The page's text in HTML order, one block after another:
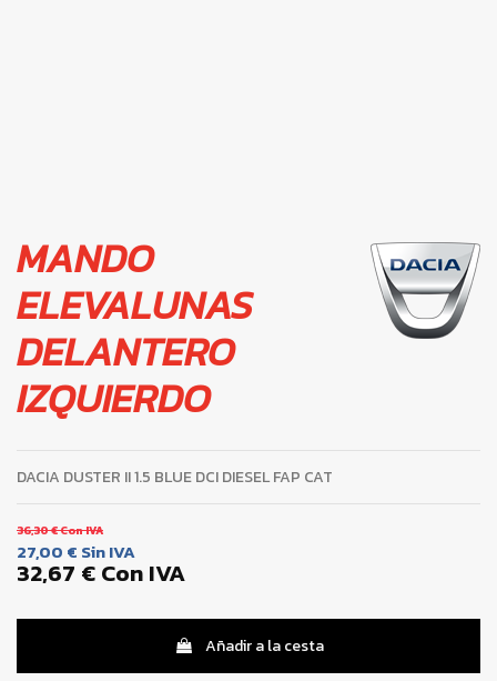
MANDO
ELEVALUNAS
DELANTERO
IZQUIERDO
DACIA DUSTER II 1.5 BLUE DCI DIESEL FAP CAT
36,30 €Con IVA
27,00 € Sin IVA
32,67 €Con IVA
Añadir a la cesta